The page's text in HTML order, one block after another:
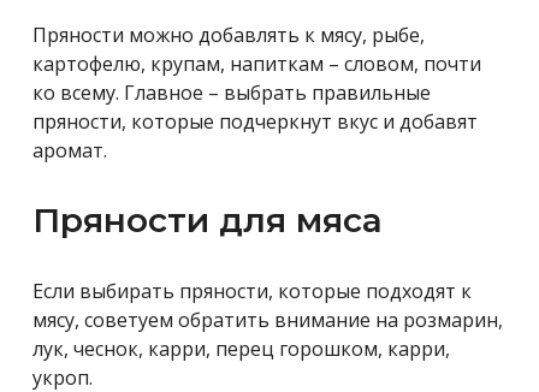
Пряности можно добавлять к мясу, рыбе,
картофелю, крупам, напиткам – словом, почти
ко всему. Главное – выбрать правильные
пряности, которые подчеркнут вкус и добавят
аромат.
Пряности для мяса
Если выбирать пряности, которые подходят к
мясу, советуем обратить внимание на розмарин,
лук, чеснок, карри, перец горошком, карри,
укроп.